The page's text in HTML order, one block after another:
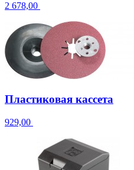
2 678,00
Пластиковая кассета
929,00